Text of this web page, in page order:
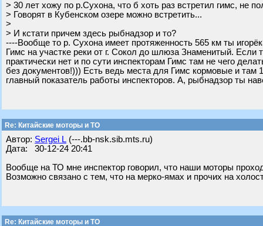
> 30 лет хожу по р.Сухона, что б хоть раз встретил гимс, не
> Говорят в Кубенском озере можно встретить...
>
> И кстати причем здесь рыбнадзор и то?
----Вообще то р. Сухона имеет протяженность 565 км ты
Гимс на участке реки от г. Сокол до шлюза Знаменитый.
практически нет и по сути инспекторам Гимс там не чего
без документов!))) Есть ведь места для Гимс кормовые и там
главный показатель работы инспекторов. А, рыбнадзор ты
Re: Китайские моторы и ТО
Автор: Sergei L (---.bb-nsk.sib.mts.ru)
Дата: 30-12-24 20:41
Вообще на ТО мне инспектор говорил, что наши моторы
Возможно связано с тем, что на мерко-ямах и прочих на
Re: Китайские моторы и ТО